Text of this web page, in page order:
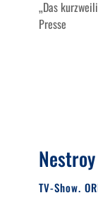
„Das
Presse
TV-Show.